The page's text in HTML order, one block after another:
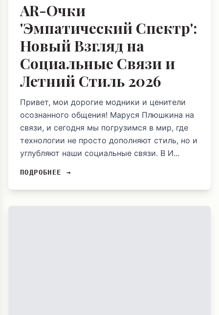
AR-Очки
'Эмпатический Спектр':
Новый Взгляд на
Социальные Связи и
Летний Стиль 2026
Привет, мои дорогие модники и ценители
осознанного общения! Маруся Плюшкина на
связи, и сегодня мы погрузимся в мир, где
технологии не просто дополняют стиль, но и
углубляют наши социальные связи. В И...
ПОДРОБНЕЕ →